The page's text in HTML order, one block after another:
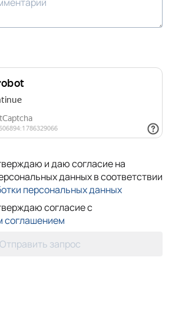
и даю согласие на
данных в соответствии
персональных данных
согласие с
соглашением
Отправить запрос